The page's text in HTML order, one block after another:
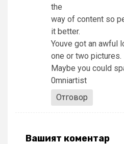
the
way of content so
it better.
Youve got an awful
one or two pictures.
Maybe you could
0mniartist
Отговор
Вашият коментар